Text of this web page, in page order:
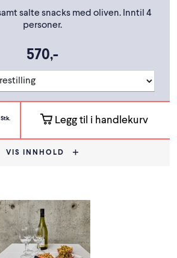
salte snacks med oliven. Inntil 4
personer.
570,-
Stk. Legg til i handlekurv
VIS INNHOLD